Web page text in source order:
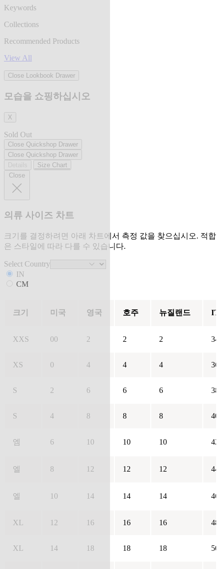
Keywords
Collections
Recommended Products
View All
Close Lookbook Drawer
모습을 쇼핑하십시오
X
Sold Out
Close Quickshop Drawer
Close Quickshop Drawer
Size Chart
Close
의류 사이즈 차트
크기를 결정하려면 아래 차트에서 측정 값을 찾으십시오. 적합
은 스타일에 따라 다를 수 있습니다.
Select Country
IN
CM
크기 미국 영국 호주 뉴질랜드 IT
XXS 00 2 2 2 34
XS 0 4 4 4 36
S 2 6 6 6 38
S 4 8 8 8 40
엠 6 10 10 10 42
엘 8 12 12 12 44
엘 10 14 14 14 46
XL 12 16 16 16 48
XL 14 18 18 18 50